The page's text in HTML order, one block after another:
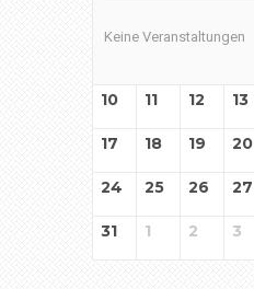
Keine Veranstaltungen
10 11 12 13
17 18 19 20
24 25 26 27
31 1 2 3